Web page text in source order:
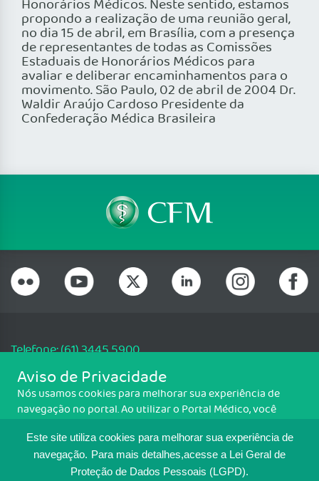
Este site utiliza cookies para melhorar sua experiência de
navegação. Para mais detalhes,acesse a Lei Geral de
Proteção de Dados Pessoais (LGPD).
Honorários Médicos. Neste sentido, estamos
propondo a realização de uma reunião geral,
no dia 15 de abril, em Brasília, com a presença
de representantes de todas as Comissões
Estaduais de Honorários Médicos para
avaliar e deliberar encaminhamentos para o
movimento. São Paulo, 02 de abril de 2004 Dr.
Waldir Araújo Cardoso Presidente da
Confederação Médica Brasileira
Telefone: (61) 3445 5900
Email: cfm@portalmedico.org.br
SGAS 616, Conjunto D, Lote 115, L2 Sul, Brasília/DF - CEP: 70200-760 -
CNPJ: 33.583.550/0001-30
MAPA DO SITE
Aviso de Privacidade
Nós usamos cookies para melhorar sua experiência de
navegação no portal. Ao utilizar o Portal Médico, você
Para ter mais informações sobre como isso é feito, acesse
Política de cookies. Se você concorda, clique em ACEITO.